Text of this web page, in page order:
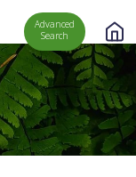
Advanced
Search